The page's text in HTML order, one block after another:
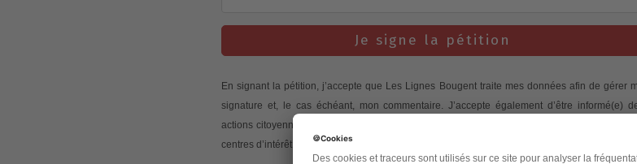
Je signe la pétition
En signant la pétition, j’accepte que Les Lignes Bougent traite mes données afin de gérer
signature et, le cas échéant, mon commentaire. J’accepte également d’être informé(e)
actions citoyennes initiées via Les Lignes Bougent et de recevoir des contenus adaptés à
centres d’intérêt.